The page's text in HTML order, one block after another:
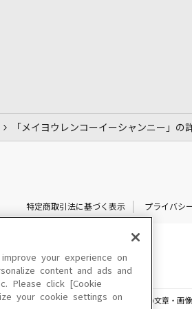
「メイヨウレンコーイーシャンニー」の
特定商取引法に基づく表示 プライバシ
このサイトに掲載されている一切の文章・画
your experience on
content and ads and
Please click [Cookie
your cookie settings on